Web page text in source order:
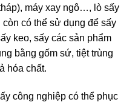
máy xay ngô…, lò sấy
có thể sử dụng để sấy
keo, sấy các sản phẩm
bằng gốm sứ, tiệt trùng
hóa chất.
công nghiệp có thể phục